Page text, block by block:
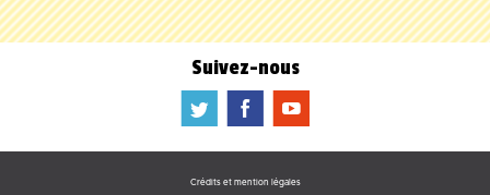
Suivez-nous
a b f
Crédits et mention légales